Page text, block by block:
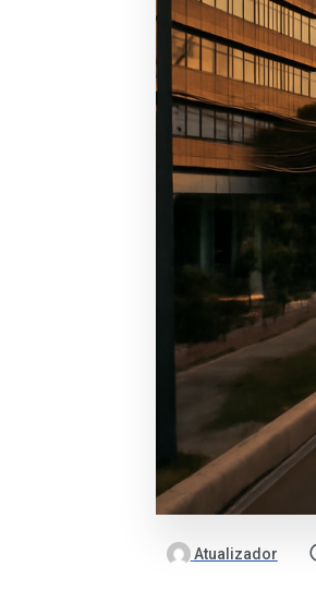
Atualizador